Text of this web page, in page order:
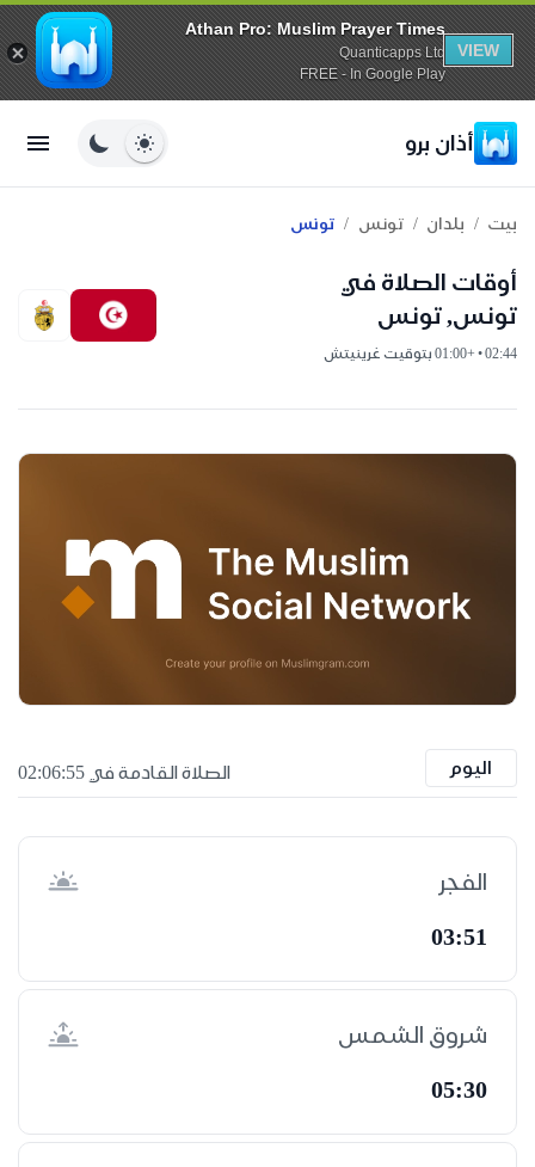
Athan Pro: Muslim Prayer Times
Quanticapps Ltd
FREE - In Google Play
VIEW
أذان برو
بيت / بلدان / تونس / تونس
أوقات الصلاة في
تونس, تونس
02:44 • +01:00 بتوقيت غرينيتش
اليوم الصلاة القادمة في 02:06:55
الفجر
03:51
شروق الشمس
05:30